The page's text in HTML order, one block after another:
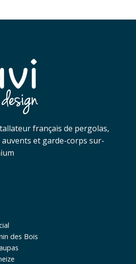
français de pergolas,
et garde-corps sur-
des Bois